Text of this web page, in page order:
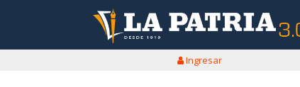
Ingresar